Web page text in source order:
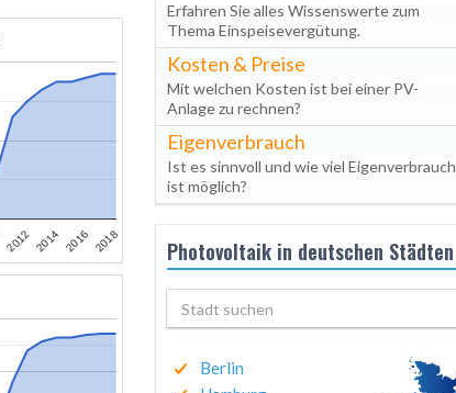
2012 2014 2016 2018
Erfahren Sie alles Wissenswerte zum
Thema Einspeisevergütung.
Kosten & Preise
Mit welchen Kosten ist bei einer PV-
Anlage zu rechnen?
Eigenverbrauch
Ist es sinnvoll und wie viel Eigenverbrauch
ist möglich?
Photovoltaik in deutschen Städten
Berlin